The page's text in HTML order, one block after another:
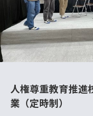
人権尊重教育推進
業（定時制）